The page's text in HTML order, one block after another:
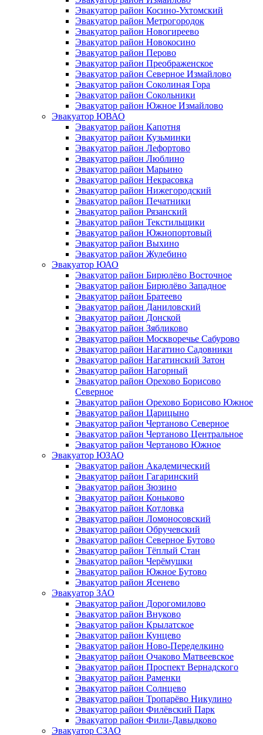
Эвакуатор район Косино-Ухтомский
Эвакуатор район Метрогородок
Эвакуатор район Новогиреево
Эвакуатор район Новокосино
Эвакуатор район Перово
Эвакуатор район Преображенское
Эвакуатор район Северное Измайлово
Эвакуатор район Соколиная Гора
Эвакуатор район Сокольники
Эвакуатор район Южное Измайлово
Эвакуатор ЮВАО
Эвакуатор район Капотня
Эвакуатор район Кузьминки
Эвакуатор район Лефортово
Эвакуатор район Люблино
Эвакуатор район Марьино
Эвакуатор район Некрасовка
Эвакуатор район Нижегородский
Эвакуатор район Печатники
Эвакуатор район Рязанский
Эвакуатор район Текстильщики
Эвакуатор район Южнопортовый
Эвакуатор район Выхино
Эвакуатор район Жулебино
Эвакуатор ЮАО
Эвакуатор район Бирюлёво Восточное
Эвакуатор район Бирюлёво Западное
Эвакуатор район Братеево
Эвакуатор район Даниловский
Эвакуатор район Донской
Эвакуатор район Зябликово
Эвакуатор район Москворечье Сабурово
Эвакуатор район Нагатино Cадовники
Эвакуатор район Нагатинский Затон
Эвакуатор район Нагорный
Эвакуатор район Орехово Борисово
Северное
Эвакуатор район Орехово Борисово Южное
Эвакуатор район Царицыно
Эвакуатор район Чертаново Северное
Эвакуатор район Чертаново Центральное
Эвакуатор район Чертаново Южное
Эвакуатор ЮЗАО
Эвакуатор район Академический
Эвакуатор район Гагаринский
Эвакуатор район Зюзино
Эвакуатор район Коньково
Эвакуатор район Котловка
Эвакуатор район Ломоносовский
Эвакуатор район Обручевский
Эвакуатор район Северное Бутово
Эвакуатор район Тёплый Стан
Эвакуатор район Черёмушки
Эвакуатор район Южное Бутово
Эвакуатор район Ясенево
Эвакуатор ЗАО
Эвакуатор район Дорогомилово
Эвакуатор район Внуково
Эвакуатор район Крылатское
Эвакуатор район Кунцево
Эвакуатор район Ново-Переделкино
Эвакуатор район Очаково Матвеевское
Эвакуатор район Проспект Вернадского
Эвакуатор район Раменки
Эвакуатор район Солнцево
Эвакуатор район Тропарёво Никулино
Эвакуатор район Филёвский Парк
Эвакуатор район Фили-Давыдково
Эвакуатор СЗАО